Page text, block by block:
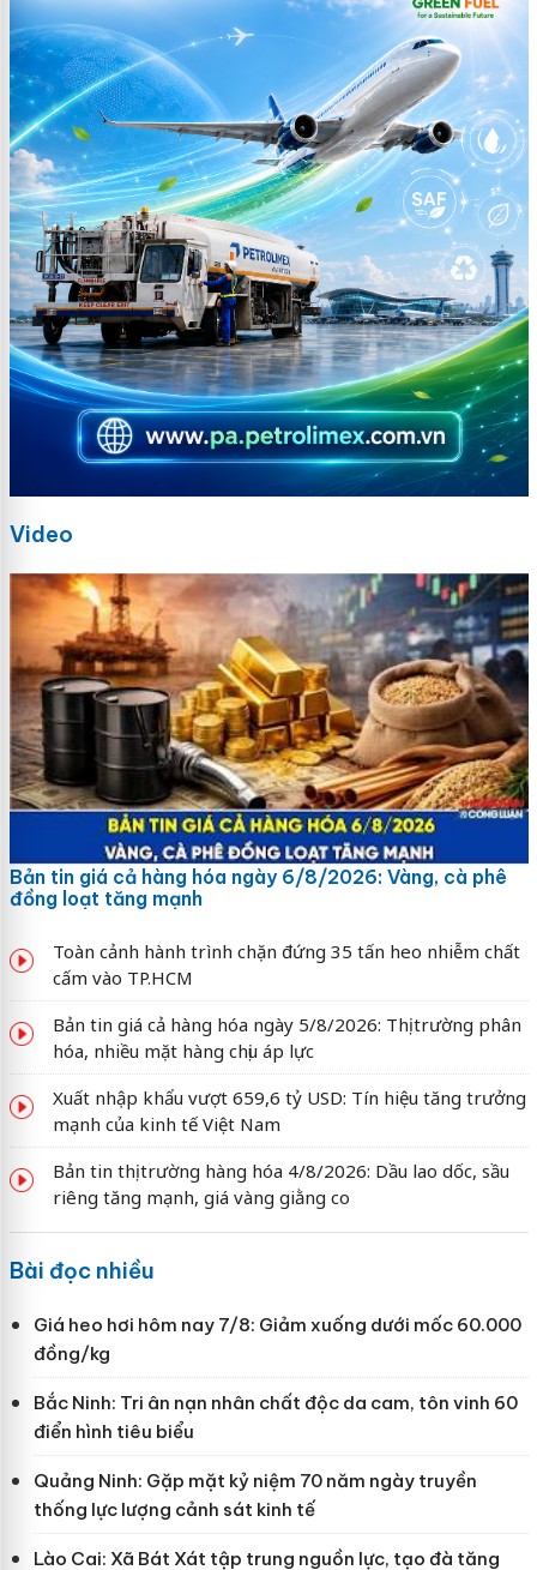
Video
Bản tin giá cả hàng hóa ngày 6/8/2026: Vàng, cà phê
đồng loạt tăng mạnh
Toàn cảnh hành trình chặn đứng 35 tấn heo nhiễm chất
cấm vào TP.HCM
Bản tin giá cả hàng hóa ngày 5/8/2026: Thị trường phân
hóa, nhiều mặt hàng chịu áp lực
Xuất nhập khẩu vượt 659,6 tỷ USD: Tín hiệu tăng trưởng
mạnh của kinh tế Việt Nam
Bản tin thị trường hàng hóa 4/8/2026: Dầu lao dốc, sầu
riêng tăng mạnh, giá vàng giằng co
Bài đọc nhiều
Giá heo hơi hôm nay 7/8: Giảm xuống dưới mốc 60.000
đồng/kg
Bắc Ninh: Tri ân nạn nhân chất độc da cam, tôn vinh 60
điển hình tiêu biểu
Quảng Ninh: Gặp mặt kỷ niệm 70 năm ngày truyền
thống lực lượng cảnh sát kinh tế
Lào Cai: Xã Bát Xát tập trung nguồn lực, tạo đà tăng